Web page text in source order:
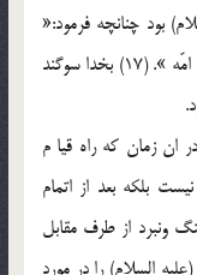
بود چنانچه فرمود:«
واللّه لابن ابي طالب آنس بالموت من الطفل بثدي امّه ». (17) بخدا سوگند
ان زمان كه راه قيا م
بلكه بعد از اتمام
ونبرد از طرف مقابل